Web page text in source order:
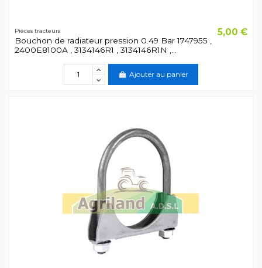
Pièces tracteurs
Bouchon de radiateur pression 0.49 Bar 1747955 ,
2400E8100A , 3134146R1 , 3134146R1N ,...
5,00 €
Ajouter au panier